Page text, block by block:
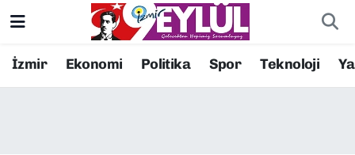
İzmir Ekonomi Politika Spor Teknoloji
Resmi İlanlar
Konak Nöbetçi Eczaneler